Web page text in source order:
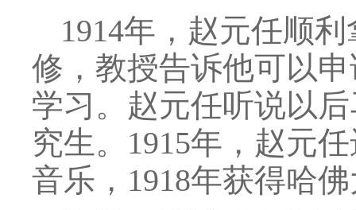
1914年，赵元任顺
修，教授告诉他可以
学习。赵元任听说以
究生。1915年，赵元
音乐，1918年获得哈